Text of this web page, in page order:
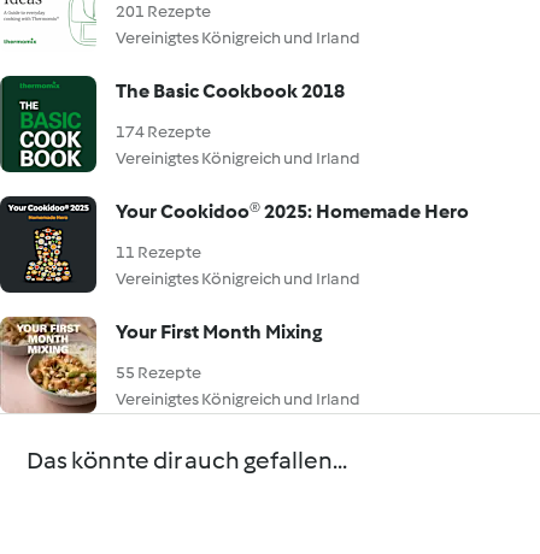
201 Rezepte
Vereinigtes Königreich und Irland
The Basic Cookbook 2018
174 Rezepte
Vereinigtes Königreich und Irland
Your Cookidoo® 2025: Homemade Hero
11 Rezepte
Vereinigtes Königreich und Irland
Your First Month Mixing
55 Rezepte
Vereinigtes Königreich und Irland
Das könnte dir auch gefallen...